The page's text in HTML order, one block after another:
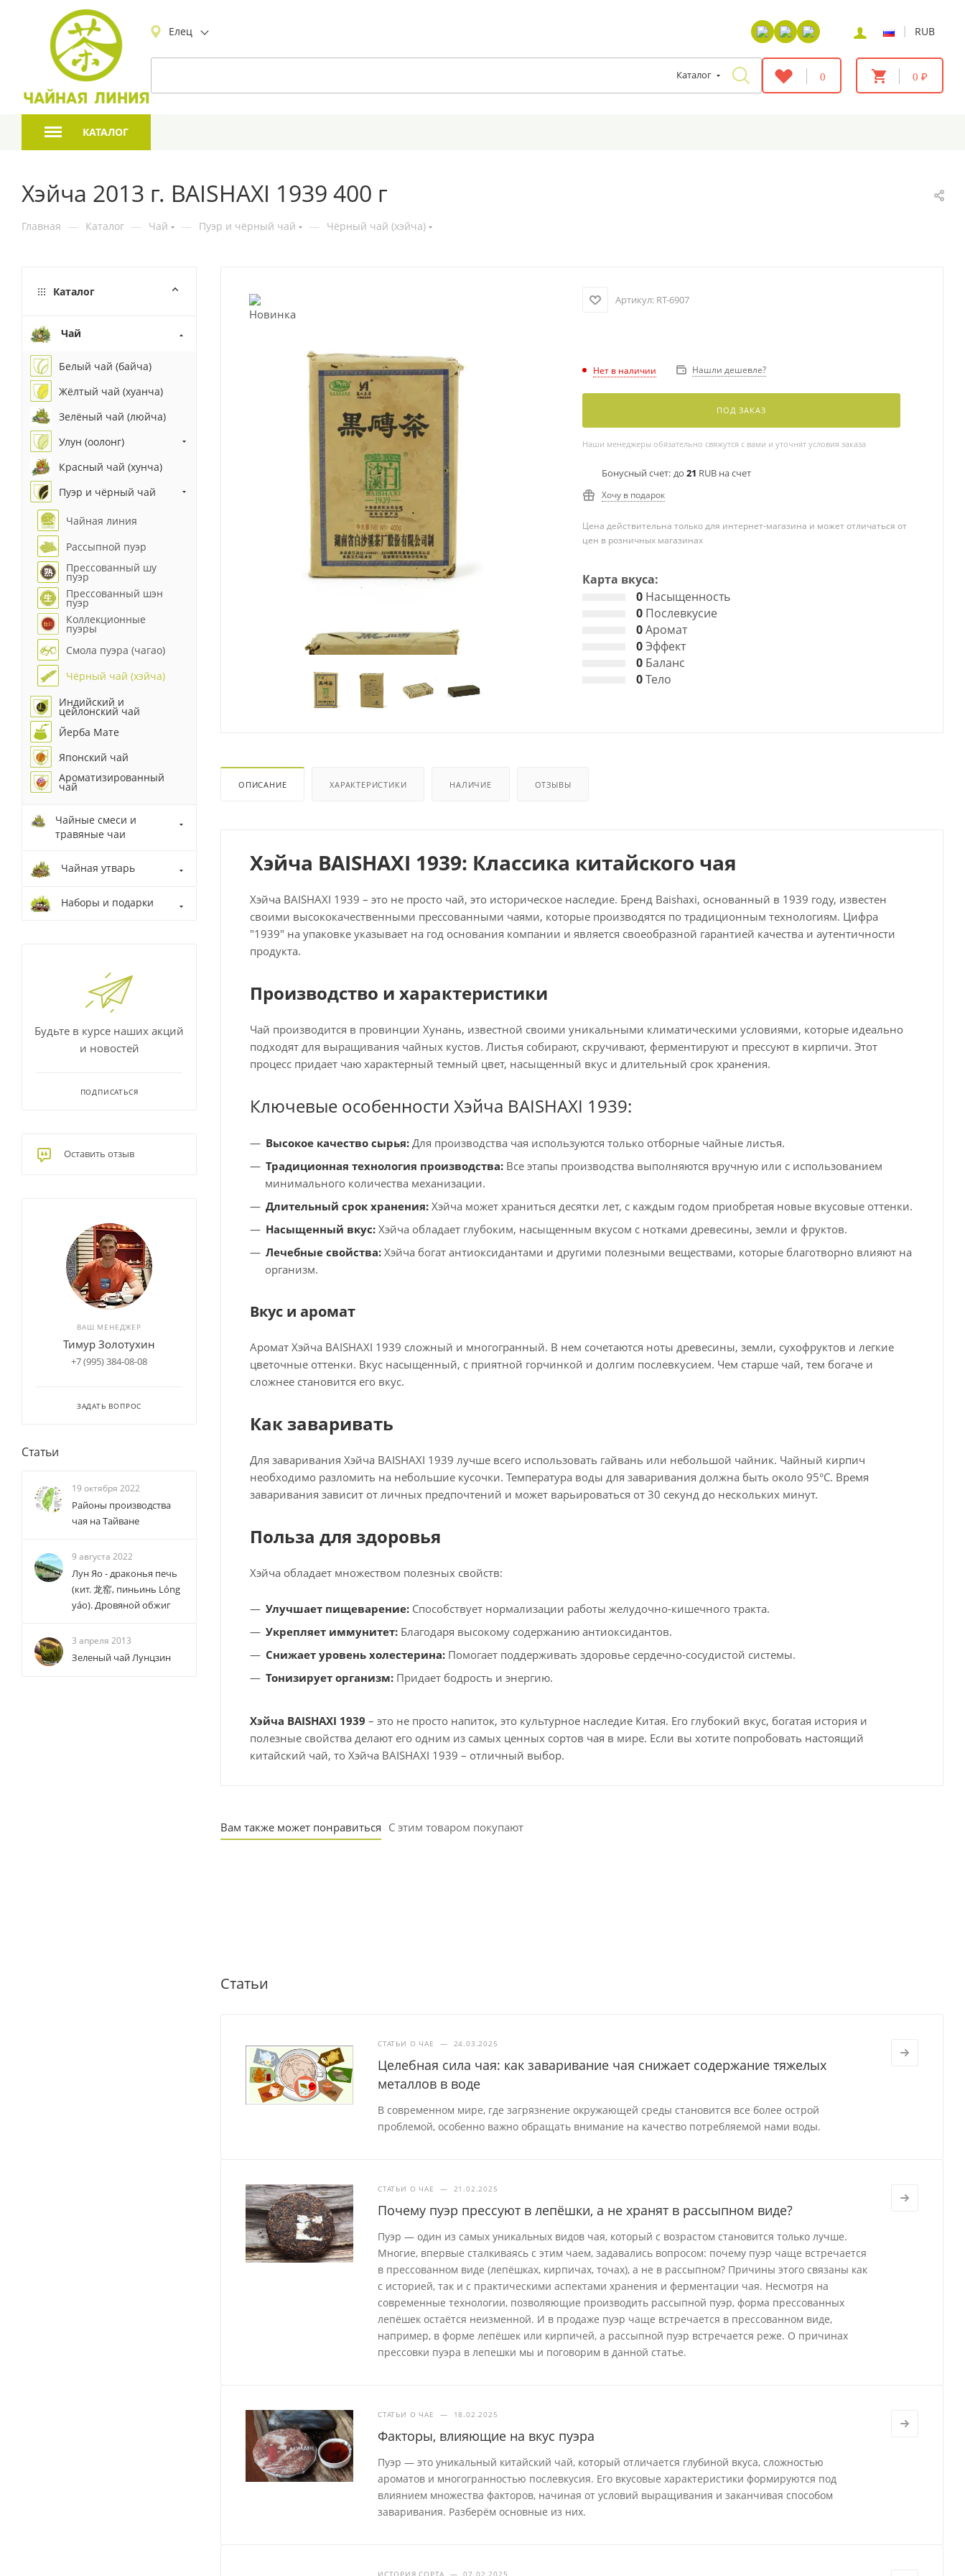
Елец | RUB
Каталог 0 0 ₽
КАТАЛОГ
Хэйча 2013 г. BAISHAXI 1939 400 г
Главная — Каталог — Чай — Пуэр и чёрный чай — Чёрный чай (хэйча)
Артикул: RT-6907
Нет в наличии Нашли дешевле?
ПОД ЗАКАЗ
Наши менеджеры обязательно свяжутся с вами и уточнят условия заказа
Бонусный счет: до 21 RUB на счет
Хочу в подарок
Цена действительна только для интернет-магазина и может отличаться от
цен в розничных магазинах
Карта вкуса:
0Насыщенность
0Послевкусие
0Аромат
0Эффект
0Баланс
0Тело
ОПИСАНИЕ ХАРАКТЕРИСТИКИ НАЛИЧИЕ ОТЗЫВЫ
Хэйча BAISHAXI 1939: Классика китайского чая
Хэйча BAISHAXI 1939 – это не просто чай, это историческое наследие. Бренд Baishaxi, основанный в 1939 году, известен
своими высококачественными прессованными чаями, которые производятся по традиционным технологиям. Цифра
"1939" на упаковке указывает на год основания компании и является своеобразной гарантией качества и аутентичности
продукта.
Производство и характеристики
Чай производится в провинции Хунань, известной своими уникальными климатическими условиями, которые идеально
подходят для выращивания чайных кустов. Листья собирают, скручивают, ферментируют и прессуют в кирпичи. Этот
процесс придает чаю характерный темный цвет, насыщенный вкус и длительный срок хранения.
Ключевые особенности Хэйча BAISHAXI 1939:
Высокое качество сырья: Для производства чая используются только отборные чайные листья.
Традиционная технология производства: Все этапы производства выполняются вручную или с использованием
минимального количества механизации.
Длительный срок хранения: Хэйча может храниться десятки лет, с каждым годом приобретая новые вкусовые оттенки.
Насыщенный вкус: Хэйча обладает глубоким, насыщенным вкусом с нотками древесины, земли и фруктов.
Лечебные свойства: Хэйча богат антиоксидантами и другими полезными веществами, которые благотворно влияют на
организм.
Вкус и аромат
Аромат Хэйча BAISHAXI 1939 сложный и многогранный. В нем сочетаются ноты древесины, земли, сухофруктов и легкие
цветочные оттенки. Вкус насыщенный, с приятной горчинкой и долгим послевкусием. Чем старше чай, тем богаче и
сложнее становится его вкус.
Как заваривать
Для заваривания Хэйча BAISHAXI 1939 лучше всего использовать гайвань или небольшой чайник. Чайный кирпич
необходимо разломить на небольшие кусочки. Температура воды для заваривания должна быть около 95°C. Время
заваривания зависит от личных предпочтений и может варьироваться от 30 секунд до нескольких минут.
Польза для здоровья
Хэйча обладает множеством полезных свойств:
Улучшает пищеварение: Способствует нормализации работы желудочно-кишечного тракта.
Укрепляет иммунитет: Благодаря высокому содержанию антиоксидантов.
Снижает уровень холестерина: Помогает поддерживать здоровье сердечно-сосудистой системы.
Тонизирует организм: Придает бодрость и энергию.
Хэйча BAISHAXI 1939 – это не просто напиток, это культурное наследие Китая. Его глубокий вкус, богатая история и
полезные свойства делают его одним из самых ценных сортов чая в мире. Если вы хотите попробовать настоящий
китайский чай, то Хэйча BAISHAXI 1939 – отличный выбор.
Вам также может понравиться С этим товаром покупают
Статьи
СТАТЬИ О ЧАЕ — 24.03.2025
Целебная сила чая: как заваривание чая снижает содержание тяжелых
металлов в воде
В современном мире, где загрязнение окружающей среды становится все более острой
проблемой, особенно важно обращать внимание на качество потребляемой нами воды.
СТАТЬИ О ЧАЕ — 21.02.2025
Почему пуэр прессуют в лепёшки, а не хранят в рассыпном виде?
Пуэр — один из самых уникальных видов чая, который с возрастом становится только лучше.
Многие, впервые сталкиваясь с этим чаем, задавались вопросом: почему пуэр чаще встречается
в прессованном виде (лепёшках, кирпичах, точах), а не в рассыпном? Причины этого связаны как
с историей, так и с практическими аспектами хранения и ферментации чая. Несмотря на
современные технологии, позволяющие производить рассыпной пуэр, форма прессованных
лепёшек остаётся неизменной. И в продаже пуэр чаще встречается в прессованном виде,
например, в форме лепёшек или кирпичей, а рассыпной пуэр встречается реже. О причинах
прессовки пуэра в лепешки мы и поговорим в данной статье.
СТАТЬИ О ЧАЕ — 18.02.2025
Факторы, влияющие на вкус пуэра
Пуэр — это уникальный китайский чай, который отличается глубиной вкуса, сложностью
ароматов и многогранностью послевкусия. Его вкусовые характеристики формируются под
влиянием множества факторов, начиная от условий выращивания и заканчивая способом
заваривания. Разберём основные из них.
Каталог
Чай
Белый чай (байча)
Жёлтый чай (хуанча)
Зелёный чай (люйча)
Улун (оолонг)
Красный чай (хунча)
Пуэр и чёрный чай
Чайная линия
Рассыпной пуэр
Прессованный шу
пуэр
Прессованный шэн
пуэр
Коллекционные
пуэры
Смола пуэра (чагао)
Чёрный чай (хэйча)
Индийский и
цейлонский чай
Йерба Мате
Японский чай
Ароматизированный
чай
Чайные смеси и
травяные чаи
Чайная утварь
Наборы и подарки
Будьте в курсе наших акций
и новостей
ПОДПИСАТЬСЯ
Оставить отзыв
ВАШ МЕНЕДЖЕР
Тимур Золотухин
+7 (995) 384-08-08
ЗАДАТЬ ВОПРОС
Статьи
19 октября 2022
Районы производства
чая на Тайване
9 августа 2022
Лун Яо - драконья печь
(кит. 龙窑, пиньинь Lóng
yáo). Дровяной обжиг
3 апреля 2013
Зеленый чай Лунцзин